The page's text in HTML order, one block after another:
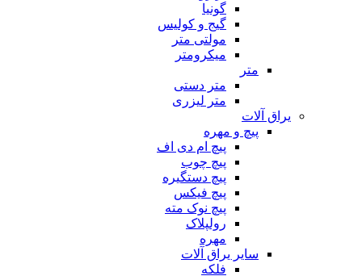
گونیا
گیج و کولیس
مولتی متر
میکرومتر
متر
متر دستی
متر لیزری
یراق آلات
پیچ و مهره
پیچ ام دی اف
پیچ چوب
پیچ دستگیره
پیچ فیکس
پیچ نوک مته
رولپلاک
مهره
سایر یراق آلات
فلکه